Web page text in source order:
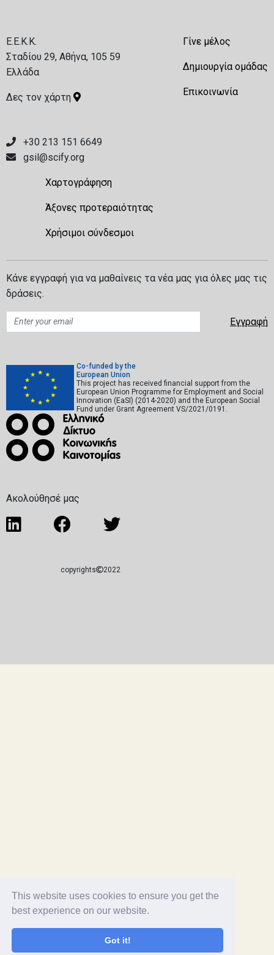
This website uses cookies to ensure you get the
best experience on our website.
Got it!
E.E.K.K.
Σταδίου 29, Αθήνα, 105 59
Ελλάδα
Δες τον χάρτη
+30 213 151 6649
gsil@scify.org
Γίνε μέλος
Δημιουργία ομάδας
Επικοινωνία
Χαρτογράφηση
Άξονες προτεραιότητας
Χρήσιμοι σύνδεσμοι
Κάνε εγγραφή για να μαθαίνεις τα νέα μας για όλες μας τις
δράσεις.
Co-funded by the
European Union
This project has received financial support from the
European Union Programme for Employment and Social
Innovation (EaSI) (2014-2020) and the European Social
Fund under Grant Agreement VS/2021/0191.
Ακολούθησέ μας
copyrights 2022